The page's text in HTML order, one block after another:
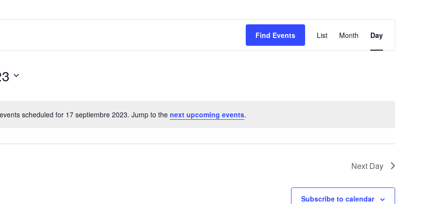
scheduled for 17 septiembre 2023. Jump to the next upcoming events.
Find Events
Views
List Month Day
Next Day
Subscribe to calendar